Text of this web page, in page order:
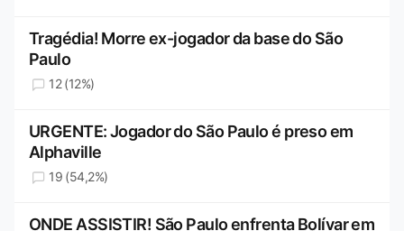
Tragédia! Morre ex-jogador da base do São
Paulo
12 (12%)
URGENTE: Jogador do São Paulo é preso em
Alphaville
19 (54,2%)
ONDE ASSISTIR! São Paulo enfrenta Bolívar em